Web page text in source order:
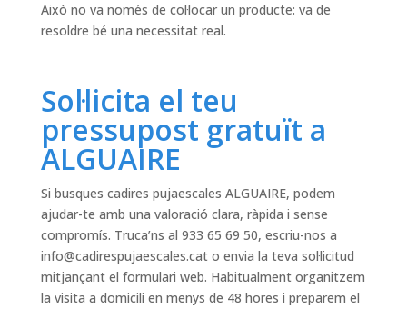
Això no va només de col·locar un producte: va de
resoldre bé una necessitat real.
Sol·licita el teu
pressupost gratuït a
ALGUAIRE
Si busques cadires pujaescales ALGUAIRE, podem
ajudar-te amb una valoració clara, ràpida i sense
compromís. Truca’ns al 933 65 69 50, escriu-nos a
info@cadirespujaescales.cato envia la teva sol·licitud
mitjançant el formulari web. Habitualment organitzem
la visita a domicili en menys de 48 hores i preparem el